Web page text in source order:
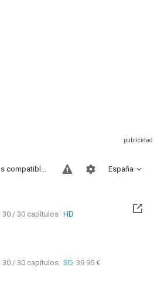
España
Sitios compatibles
30 / 30 capítulos HD
30 / 30 capítulos SD 39.95 €